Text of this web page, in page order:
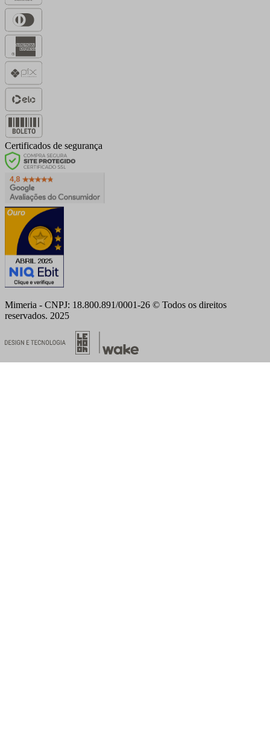
Certificados de segurança
Mimeria - CNPJ: 18.800.891/0001-26 © Todos os direitos
reservados. 2025